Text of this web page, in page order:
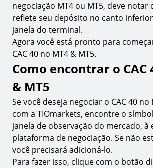
negociação MT4 ou MT5, deve notar
reflete seu depósito no canto
janela do terminal.
Agora você está pronto para
CAC 40 no MT4 & MT5.
Como encontrar o CAC
& MT5
Se você deseja negociar o CAC 40 no
com a TIOmarkets, encontre o
janela de observação do mercado, à
plataforma de negociação. Se não
você precisará adicioná-lo.
Para fazer isso, clique com o botão